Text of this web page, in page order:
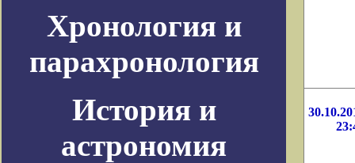
Хронология и
парахронология
История и
астрономия